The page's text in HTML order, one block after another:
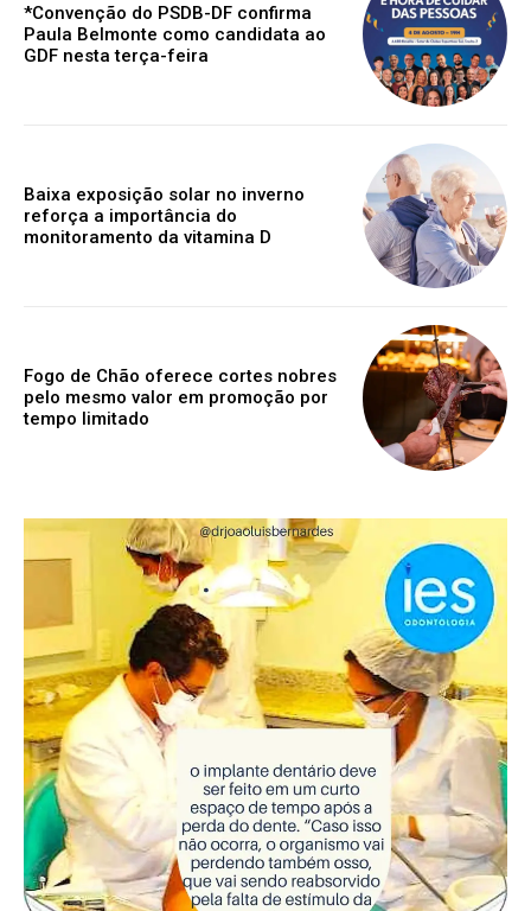
*Convenção do PSDB-DF confirma
Paula Belmonte como candidata ao
GDF nesta terça-feira
Baixa exposição solar no inverno
reforça a importância do
monitoramento da vitamina D
Fogo de Chão oferece cortes nobres
pelo mesmo valor em promoção por
tempo limitado